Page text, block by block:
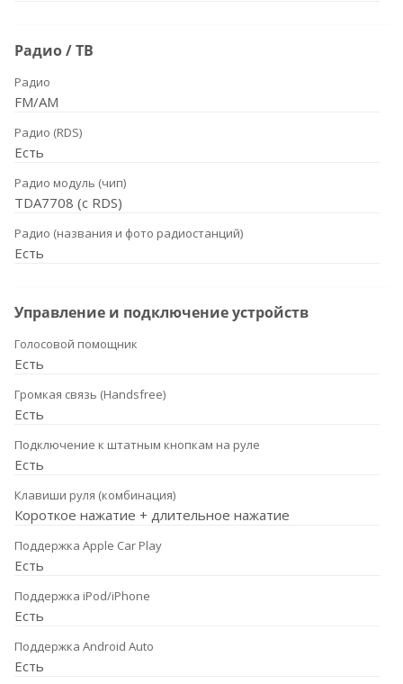
Радио / ТВ
Радио
FM/AM
Радио (RDS)
Есть
Радио модуль (чип)
TDA7708 (с RDS)
Радио (названия и фото радиостанций)
Есть
Управление и подключение устройств
Голосовой помощник
Есть
Громкая связь (Handsfree)
Есть
Подключение к штатным кнопкам на руле
Есть
Клавиши руля (комбинация)
Короткое нажатие + длительное нажатие
Поддержка Apple Car Play
Есть
Поддержка iPod/iPhone
Есть
Поддержка Android Auto
Есть